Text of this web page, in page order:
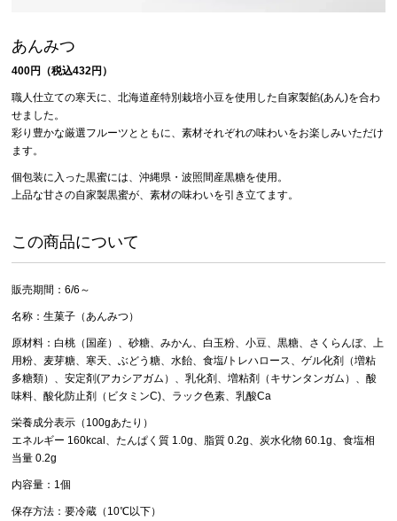
あんみつ
400円（税込432円）
職人仕立ての寒天に、北海道産特別栽培小豆を使用した自家製餡(あん)を合わ
せました。
彩り豊かな厳選フルーツとともに、素材それぞれの味わいをお楽しみいただけ
ます。
個包装に入った黒蜜には、沖縄県・波照間産黒糖を使用。
上品な甘さの自家製黒蜜が、素材の味わいを引き立てます。
この商品について
販売期間：6/6～
名称：生菓子（あんみつ）
原材料：白桃（国産）、砂糖、みかん、白玉粉、小豆、黒糖、さくらんぼ、上
用粉、麦芽糖、寒天、ぶどう糖、水飴、食塩/トレハロース、ゲル化剤（増粘
多糖類）、安定剤(アカシアガム）、乳化剤、増粘剤（キサンタンガム）、酸
味料、酸化防止剤（ビタミンC)、ラック色素、乳酸Ca
栄養成分表示（100gあたり）
エネルギー 160kcal、たんぱく質 1.0g、脂質 0.2g、炭水化物 60.1g、食塩相
当量 0.2g
内容量：1個
保存方法：要冷蔵（10℃以下）